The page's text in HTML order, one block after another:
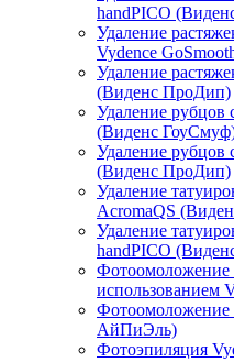
handPICO
Удаление
Vydence
Удаление
(Виденс ПроДип)
Удаление рубцов
(Виденс
Удаление рубцов
(Виденс ПроДип)
Удаление
AcromaQS
Удаление
handPICO
Фотоомоложение
использованием
Фотоомоложение
АйПиЭль)
Фотоэпиляция